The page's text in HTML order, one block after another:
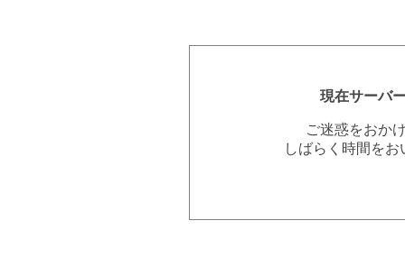
現在サーバ
ご迷惑をおか
しばらく時間を